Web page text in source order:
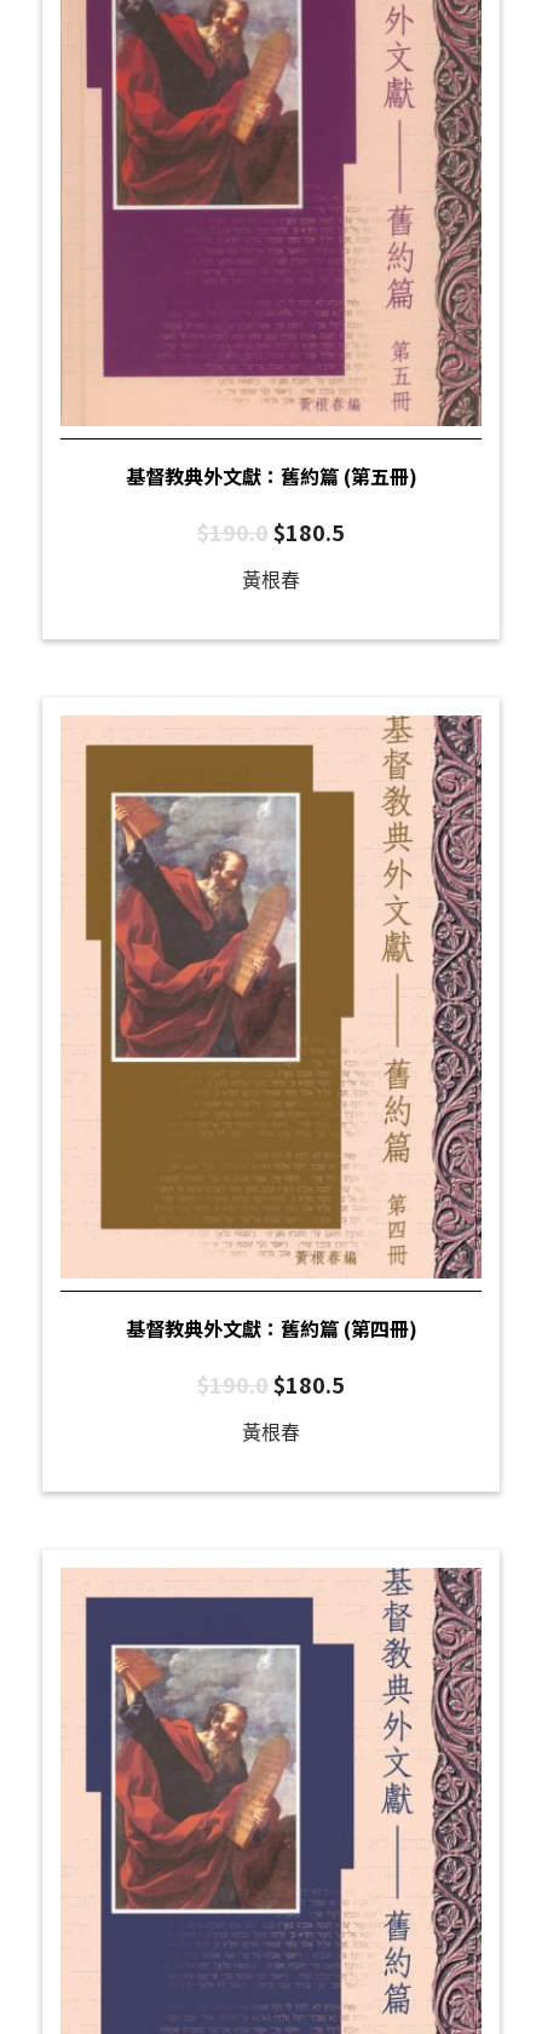
基督教典外文獻：舊約篇 (第五冊)
$190.0$180.5
黃根春
基督教典外文獻：舊約篇 (第四冊)
$190.0$180.5
黃根春